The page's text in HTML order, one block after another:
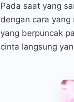
Pada saat yang
dengan cara
yang berpuncak
cinta langsung